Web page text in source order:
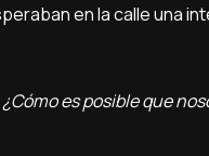
en la calle una
es posible que